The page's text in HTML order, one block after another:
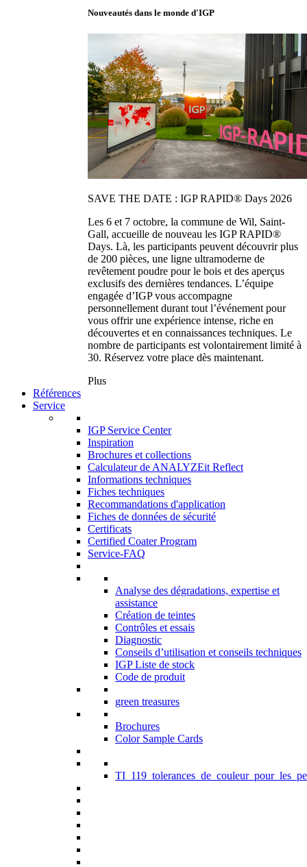
Nouveautés dans le monde d'IGP
SAVE THE DATE : IGP RAPID® Days 2026
Les 6 et 7 octobre, la commune de Wil, Saint-
Gall, accueille de nouveau les IGP RAPID®
Days. Là, les participants peuvent découvrir plus
de 200 pièces, une ligne ultramoderne de
revêtement poudre pour le bois et des aperçus
exclusifs des dernières tendances. L’équipe
engagée d’IGP vous accompagne
personnellement durant tout l’événement pour
vous offrir une expérience intense, riche en
découvertes et en connaissances techniques. Le
nombre de participants est volontairement limité à
30. Réservez votre place dès maintenant.
Plus
Références
Service
IGP Service Center
Inspiration
Brochures et collections
Calculateur de ANALYZEit Reflect
Informations techniques
Fiches techniques
Recommandations d'application
Fiches de données de sécurité
Certificats
Certified Coater Program
Service-FAQ
Analyse des dégradations, expertise et
assistance
Création de teintes
Contrôles et essais
Diagnostic
Conseils d’utilisation et conseils techniques
IGP Liste de stock
Code de produit
green treasures
Brochures
Color Sample Cards